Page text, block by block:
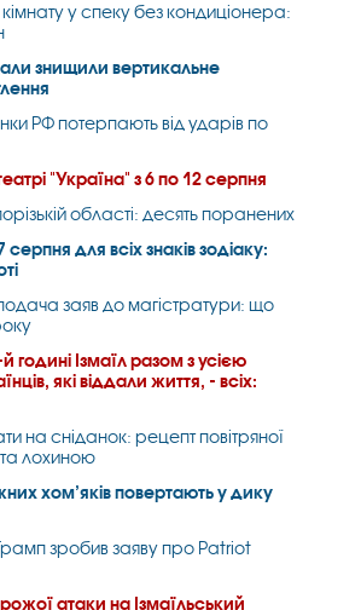
у спеку без кондиціонера:
знищили вертикальне
РФ потерпають від ударів по
"Україна" з 6 по 12 серпня
області: десять поранених
серпня для всіх знаків зодіаку:
заяв до магістратури: що
годині Ізмаїл разом з усією
які віддали життя, - всіх:
на сніданок: рецепт повітряної
лохиною
хом’яків повертають у дику
зробив заяву про Patriot
атаки на Ізмаїльський